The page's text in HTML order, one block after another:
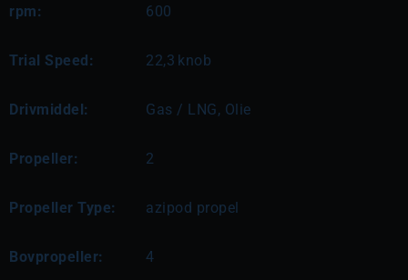
rpm: 600
Trial Speed: 22,3 knob
Drivmiddel: Gas / LNG, Olie
Propeller: 2
Propeller Type: azipod propel
Bovpropeller: 4